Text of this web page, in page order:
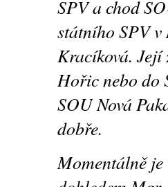
SPV a chod
státního SPV v
Kracíková.
Hořic nebo do
SOU Nová
dobře.
Momentálně je